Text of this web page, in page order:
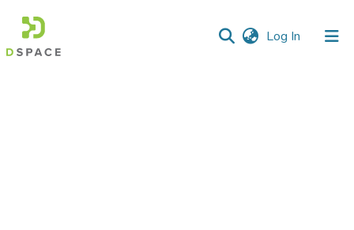
Log In (current)